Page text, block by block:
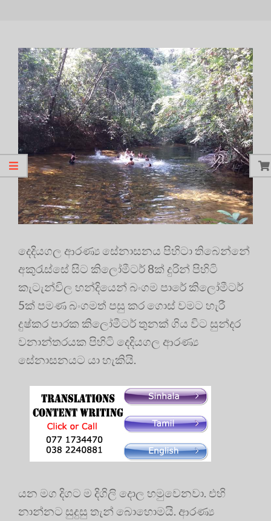
දෙදියගල ආරණ්‍ය සේනාසනය පිහිටා තිබෙන්නේ
අකුරැස්සේ සිට කිලෝමීටර් 8ක් දුරින් පිහිටි
කැටැන්විල හන්දියෙන් බංගම පාරේ කිලෝමීටර්
5ක් පමණ බංගමත් පසු කර ගොස් වමට හැරී
දුෂ්කර පාරක කිලෝමීටර් තුනක් ගිය විට සුන්දර
වනාන්තරයක පිහිටි දෙදියගල ආරණ්‍ය
සේනාසනයට යා හැකියි.
යන මග දිගට ම දිගිලි දොල හමුවෙනවා. එහි
නාන්නට සුදුසු තැන් බොහොමයි. ආරණ්‍ය